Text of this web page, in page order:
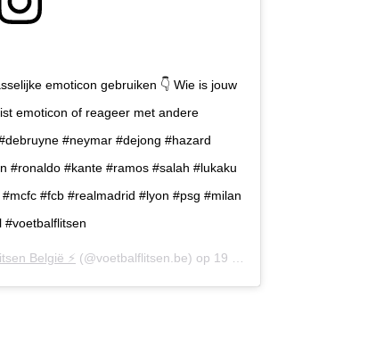
emoticon gebruiken 👇 Wie is jouw
emoticon of reageer met andere
#neymar #dejong #hazard
#ronaldo #kante #ramos #salah #lukaku
#fcb #realmadrid #lyon #psg #milan
#voetbalflitsen
België ⚡️ (@voetbalflitsen.be) op 19 Feb 2020 om 1:00 (PST)